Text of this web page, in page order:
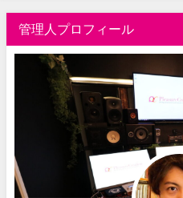
管理人プロフィール